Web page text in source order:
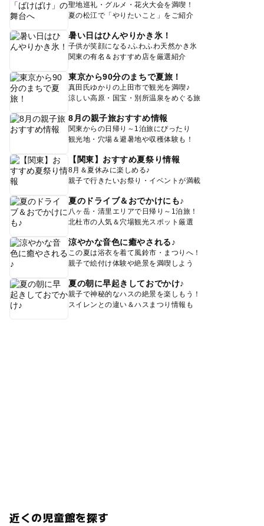
聖地巡礼・グルメ・花火大会を満喫！
夏の松江で「やりたいこと」をご紹介
暑い日はひんやりかき氷！
子供が笑顔になる♪ふわふわ天然かき氷
関東の有名＆おすすめ店を厳選紹介
東京から90分のまちで夏旅！
真田氏ゆかりの上田市で観光を満喫♪
涼しい高原・国宝・別所温泉をめぐる旅
8月の親子旅おすすめ情報
関東からの日帰り～1泊旅にぴったり
観光地・穴場＆避暑地や収穫体験も！
【関東】おすすめ夏祭り情報
8月＆夏休みに楽しめる♪
親子で行きたいお祭り・イベントが満載
夏のドライブ＆おでかけにも♪
八ヶ岳・清里エリアで日帰り～1泊旅！
北杜市の人気＆穴場観光スポット厳選
涼やかな音色に癒やされる♪
この夏は浴衣を着て風鈴市・まつりへ！
親子で絵付け体験や絶景を満喫しよう
夏の朝に早起きしておでかけ♪
親子で神秘的なハスの絶景を楽しもう！
スイレンとの違い＆ハスまつり情報も
近くの児童館を探す